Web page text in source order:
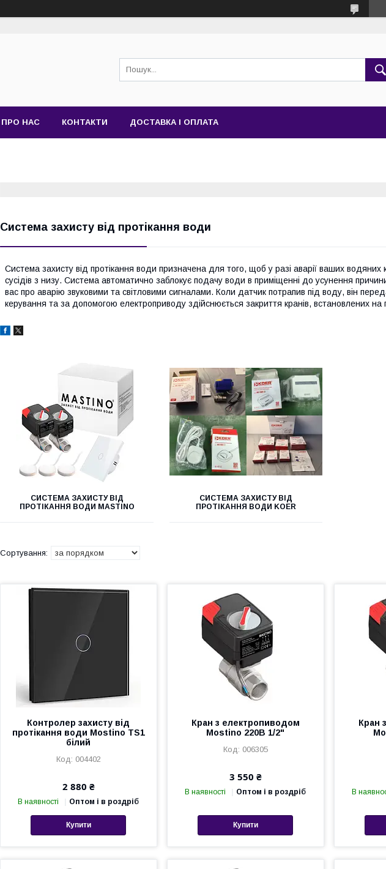
ПРО НАС КОНТАКТИ ДОСТАВКА І ОПЛАТА
Cистема захисту від протікання води
Система захисту від протікання води призначена для того, щоб у разі аварії ваших водяних
сусідів з низу. Система автоматично заблокує подачу води в приміщенні до усунення
вас про аварію звуковими та світловими сигналами. Коли датчик потрапив під воду, він
керування та за допомогою електроприводу здійснюється закриття кранів, встановлених на
CИСТЕМА ЗАХИСТУ ВІД
ПРОТІКАННЯ ВОДИ MASTINO
CИСТЕМА ЗАХИСТУ ВІД
ПРОТІКАННЯ ВОДИ KOER
Контролер захисту від
протікання води Mostino TS1
білий
004402
2 880 ₴
В наявності Оптом і в роздріб
Купити
Кран з електропиводом
Mostino 220В 1/2"
006305
3 550 ₴
В наявності Оптом і в роздріб
Купити
Кран
В